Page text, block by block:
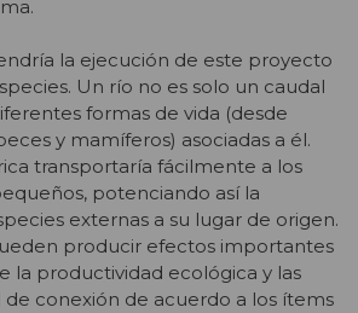
la ejecución de este proyecto
Un río no es solo un caudal
formas de vida (desde
y mamíferos) asociadas a él.
transportaría fácilmente a los
potenciando así la
externas a su lugar de origen.
producir efectos importantes
la productividad ecológica y las
de conexión de acuerdo a los ítems